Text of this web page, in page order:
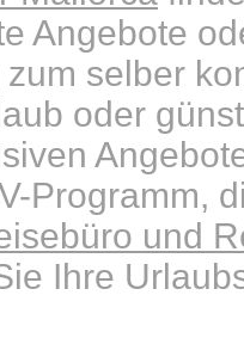
Angebote
selber
oder
Programm,
und
Ihre